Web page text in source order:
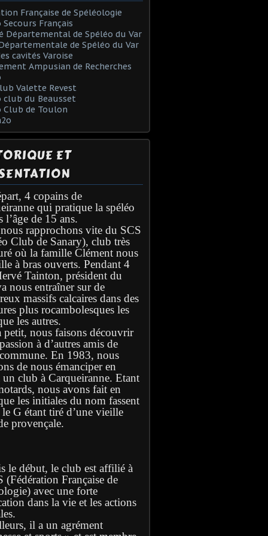
Française de Spéléologie
Secours Français
Départemental de Spéléo du Var
de Spéléo du Var
cavités Varoise
Ampusian de Recherches
Valette Revest
club du Beausset
Club de Toulon
ET
4 copains de
qui pratique la spéléo
l’âge de 15 ans.
rapprochons vite du SCS
Club de Sanary), club très
où la famille Clément nous
à bras ouverts. Pendant 4
Tainton, président du
nous entraîner sur de
massifs calcaires dans des
plus rocambolesques les
les autres.
petit, nous faisons découvrir
à d’autres amis de
En 1983, nous
de nous émanciper en
un club à Carqueiranne. Etant
nous avons fait en
les initiales du nom fassent
G étant tiré d’une vieille
provençale.
le début, le club est affilié à
(Fédération Française de
avec une forte
dans la vie et les actions
il a un agrément